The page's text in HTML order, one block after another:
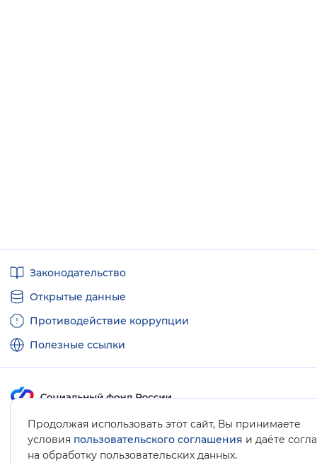
Продолжая использовать этот сайт, Вы принимаете
условия пользовательского соглашения и даёте
на обработку пользовательских данных.
ссылкиЗаконодательство
Открытые данные
Противодействие коррупции
Полезные ссылки
Карта сайта